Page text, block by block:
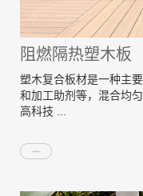
阻燃隔热塑木板
塑木复合板材是一种主
和加工助剂等，混合均
高科技 ...